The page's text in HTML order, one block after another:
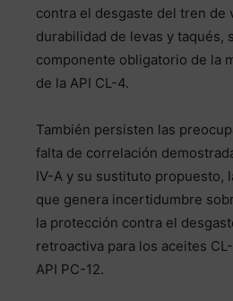
contra el desgaste del tren de
durabilidad de levas y taqués,
componente obligatorio de la
de la API CL-4.
También persisten las
falta de correlación
IV-A y su sustituto propuesto,
que genera incertidumbre
la protección contra el
retroactiva para los aceites
API PC-12.